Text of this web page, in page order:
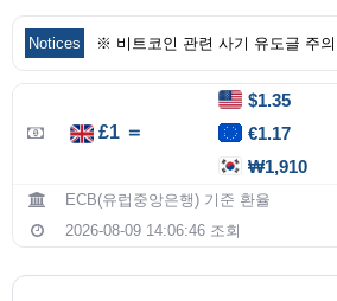
Notices ※ 비트코인 관련 사기 유도글 주의
1회성 메일을 이용한 회원 가입시
$1.35
£1 ＝
€1.17
₩1,910
ECB(유럽중앙은행) 기준 환율
2026-08-09 14:06:46 조회